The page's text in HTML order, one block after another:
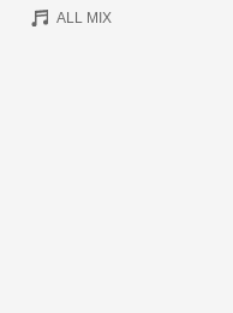
ALL MIX